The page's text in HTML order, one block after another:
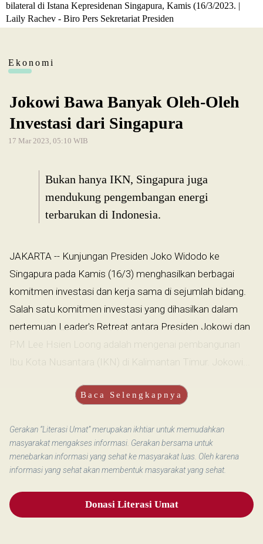
bilateral di Istana Kepresidenan Singapura, Kamis (16/3/2023. |
Laily Rachev - Biro Pers Sekretariat Presiden
Ekonomi
Jokowi Bawa Banyak Oleh-Oleh
Investasi dari Singapura
17 Mar 2023, 05:10 WIB
Bukan hanya IKN, Singapura juga
mendukung pengembangan energi
terbarukan di Indonesia.
JAKARTA -- Kunjungan Presiden Joko Widodo ke
Singapura pada Kamis (16/3) menghasilkan berbagai
komitmen investasi dan kerja sama di sejumlah bidang.
Salah satu komitmen investasi yang dihasilkan dalam
pertemuan Leader's Retreat antara Presiden Jokowi dan
PM Lee Hsien Loong adalah mengenai pembangunan
Ibu Kota Nusantara (IKN) di Kalimantan Timur. Jokowi...
Baca Selengkapnya
Gerakan “Literasi Umat” merupakan ikhtiar untuk memudahkan
masyarakat mengakses informasi. Gerakan bersama untuk
menebarkan informasi yang sehat ke masyarakat luas. Oleh karena
informasi yang sehat akan membentuk masyarakat yang sehat.
Donasi Literasi Umat